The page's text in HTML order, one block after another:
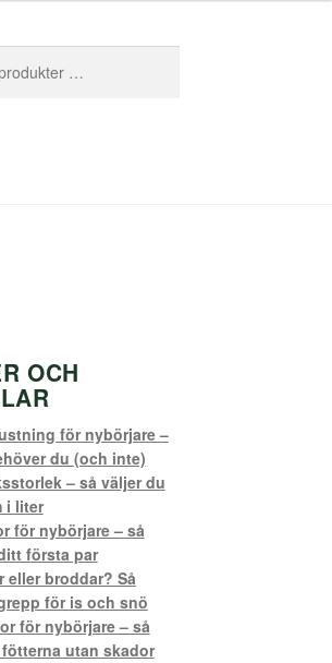
OCH
för nybörjare –
du (och inte)
– så väljer du
i liter
för nybörjare – så
första par
eller broddar? Så
för is och snö
för nybörjare – så
utan skador